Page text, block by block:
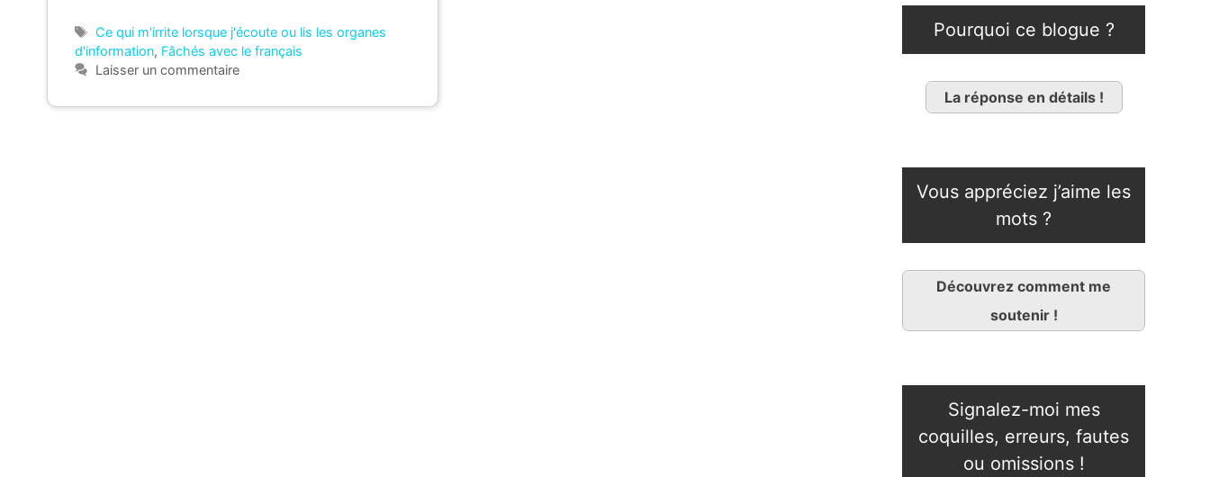
Étiquettes
Ce qui m'irrite lorsque j'écoute ou lis les organes
d'information, Fâchés avec le français
Laisser un commentaire
Pourquoi ce blogue ?
La réponse en détails !
Vous appréciez j’aime les
mots ?
Découvrez comment me
soutenir !
Signalez-moi mes
coquilles, erreurs, fautes
ou omissions !